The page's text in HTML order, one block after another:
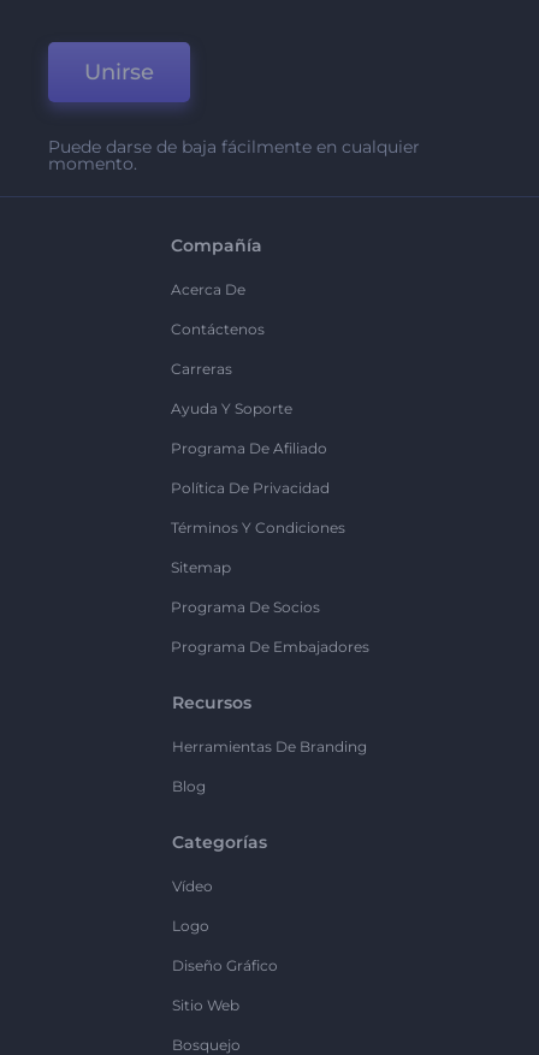
Unirse
Puede darse de baja fácilmente en cualquier
momento.
Compañía
Acerca De
Contáctenos
Carreras
Ayuda Y Soporte
Programa De Afiliado
Política De Privacidad
Términos Y Condiciones
Sitemap
Programa De Socios
Programa De Embajadores
Recursos
Herramientas De Branding
Blog
Categorías
Vídeo
Logo
Diseño Gráfico
Sitio Web
Bosquejo